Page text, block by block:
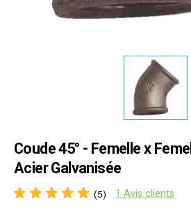
Coude 45° - Femelle x
Acier Galvanisée
(5) 1 Avis clients